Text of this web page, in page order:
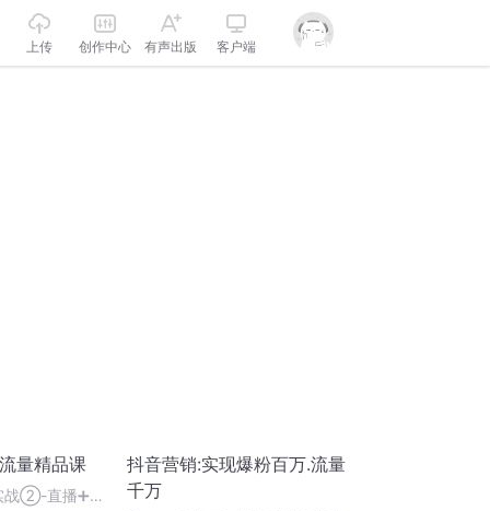
上传 创作中心 有声出版 客户端
量精品课
战②-直播➕带
抖音营销:实现爆粉百万.流量
千万